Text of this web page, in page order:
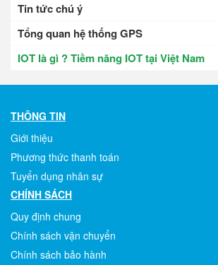
Tin tức chú ý
Tổng quan hệ thống GPS
IOT là gì ? Tiềm năng IOT tại Việt Nam
THÔNG TIN
Giới thiệu
Phương thức thanh toán
Tuyển dụng nhân sự
CHÍNH SÁCH
Quy định chung
Chính sách vận chuyển
Chính sách bảo hành